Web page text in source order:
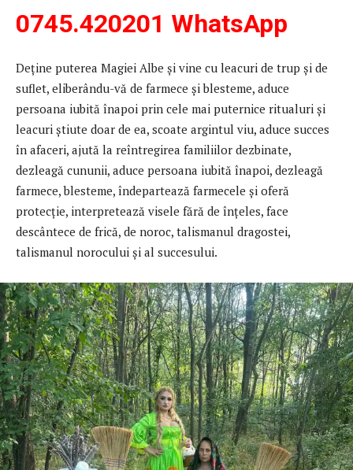
0745.420201 WhatsApp
Deţine puterea Magiei Albe şi vine cu leacuri de trup şi de
suflet, eliberându-vă de farmece şi blesteme, aduce
persoana iubită înapoi prin cele mai puternice ritualuri şi
leacuri ştiute doar de ea, scoate argintul viu, aduce succes
în afaceri, ajută la reîntregirea familiilor dezbinate,
dezleagă cununii, aduce persoana iubită înapoi, dezleagă
farmece, blesteme, îndepartează farmecele şi oferă
protecţie, interpretează visele fără de înţeles, face
descântece de frică, de noroc, talismanul dragostei,
talismanul norocului şi al succesului.